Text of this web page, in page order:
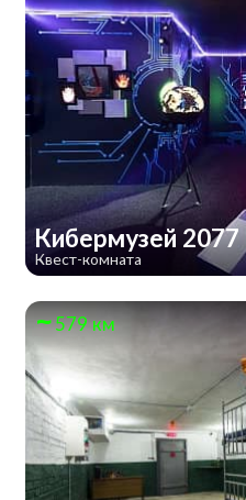
Кибермузей 2077
Квест-комната
579 км